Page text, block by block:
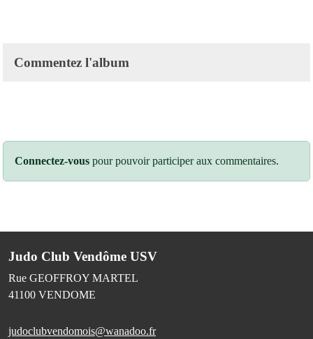
Commentez l'album
Connectez-vous pour pouvoir participer aux commentaires.
Judo Club Vendôme USV
Rue GEOFFROY MARTEL
41100 VENDOME
judoclubvendomois@wanadoo.fr